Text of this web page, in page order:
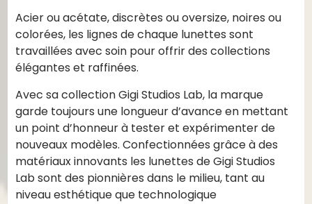
Acier ou acétate, discrètes ou oversize, noires ou
colorées, les lignes de chaque lunettes sont
travaillées avec soin pour offrir des collections
élégantes et raffinées.
Avec sa collection Gigi Studios Lab, la marque
garde toujours une longueur d’avance en mettant
un point d’honneur à tester et expérimenter de
nouveaux modèles. Confectionnées grâce à des
matériaux innovants les lunettes de Gigi Studios
Lab sont des pionnières dans le milieu, tant au
niveau esthétique que technologique